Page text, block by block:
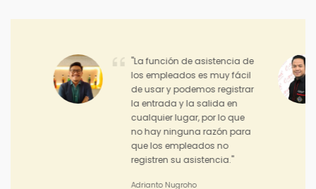
"Hadirr me ayuda
monitorear el desempeño y
los logros de mis equipos de
ventas."
Joko Junianto
Supervisor Sales, PT. Sinar Asia
Perkasa